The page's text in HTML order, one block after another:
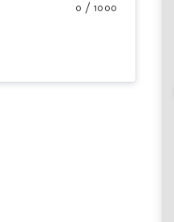
0 / 1000